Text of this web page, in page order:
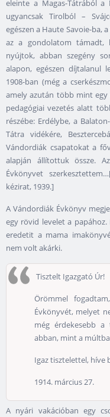
eleinte a Magas-Tátrából a
ugyancsak Tirolból –
egészen a Haute Savoie-ba,
az a gondolatom támadt,
nyújtok, abban szegény
alapon, egészen díjtalanul
1908-ban (még a
amely azután több mint
pedagógiai vezetés alatt
részébe: Erdélybe, a
Tátra vidékére,
Vándordiák csapatokat a
alapján állítottuk össze.
Évkönyvet
kézirat, 1939.]
A Vándordiák Évkönyv
egy rövid levelet a
eredetit a mama
nem volt akárki.
Tisztelt Igazgató Úr!
Örömmel
Évkönyvét, melyet
még érdekesebb a
abban, mint a
Igaz tisztelettel, híve
1914. március 27.
A nyári vakációban egy